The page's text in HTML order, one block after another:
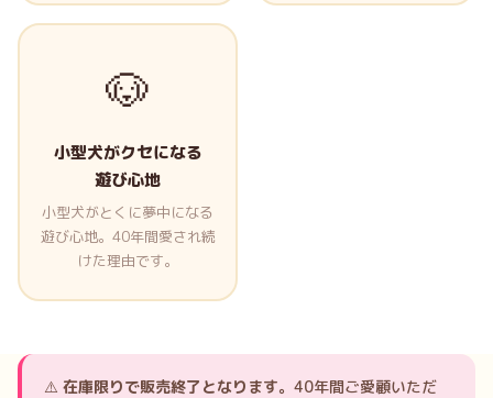
🐶
小型犬がクセになる
遊び心地
小型犬がとくに夢中になる
遊び心地。40年間愛され続
けた理由です。
⚠️ 在庫限りで販売終了となります。 40年間ご愛顧いただ